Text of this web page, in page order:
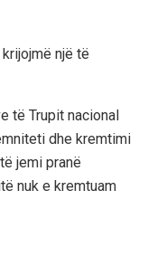
një të
të Trupit nacional
dhe kremtimi
jemi pranë
nuk e kremtuam